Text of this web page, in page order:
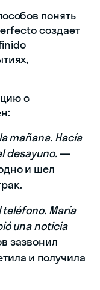
понять
создает
с
mañana. Hacía
desayuno.—
и шел
teléfono. María
una noticia
зазвонил
и получила